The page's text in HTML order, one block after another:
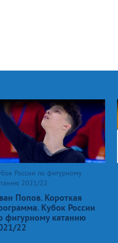
России по фигурному
2021/22
Попов. Короткая
Кубок России
фигурному катанию
22